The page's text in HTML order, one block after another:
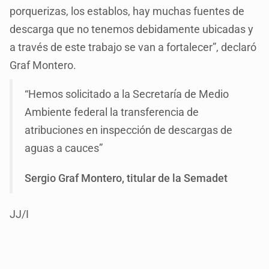
porquerizas, los establos, hay muchas fuentes de
descarga que no tenemos debidamente ubicadas y
a través de este trabajo se van a fortalecer”, declaró
Graf Montero.
“Hemos solicitado a la Secretaría de Medio
Ambiente federal la transferencia de
atribuciones en inspección de descargas de
aguas a cauces”
Sergio Graf Montero, titular de la Semadet
JJ/I